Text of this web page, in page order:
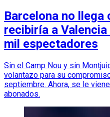
Barcelona no llega
recibiría a
mil espectadores
Sin el Camp Nou y sin
volantazo para su
septiembre. Ahora, se le
abonados.